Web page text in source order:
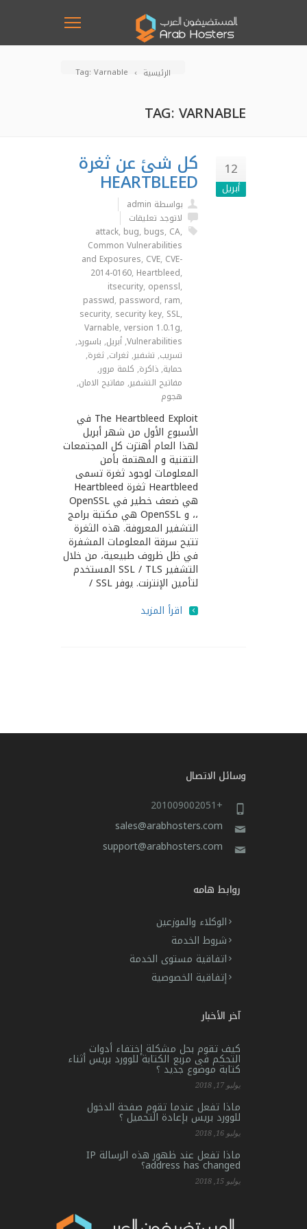
الرئيسية Tag: Varnable
TAG: VARNABLE
12
أبريل
كل شئ عن ثغرة
HEARTBLEED
بواسطة admin
لاتوجد تعليقات
attack, bug, bugs, CA,
Common Vulnerabilities
and Exposures, CVE, CVE-
2014-0160, Heartbleed,
itsecurity, openssl,
passwd, password, ram,
security, security key, SSL,
Varnable, version 1.0.1g,
Vulnerabilities
,أبريل, باسورد,
تسريب, تشفير,ثغرات,ثغرة,
حماية,ذاكرة, كلمة مرور,
مفاتيح التشفير, مفاتيح اﻻمان,
هجوم
The Heartbleed Exploit في
الأسبوع الأول من شهر أبريل
لهذا العام أهتزت كل المجتمعات
التقنية و المهتمة بأمن
المعلومات لوجود ثغرة تسمى
Heartbleed ثغرة Heartbleed
هي ضعف خطير في OpenSSL
،، و OpenSSL هي مكتبة برامج
التشفير المعروفة. هذه الثغرة
تتيح سرقة المعلومات المشفرة
في ظل ظروف طبيعية، من خلال
التشفير SSL / TLS المستخدم
لتأمين الإنترنت. يوفر SSL /
اقرأ المزيد
وسائل الاتصال
+201009002051
sales@arabhosters.com
support@arabhosters.com
روابط هامه
الوكلاء والموزعين
شروط الخدمة
اتفاقية مستوى الخدمة
إتفاقية الخصوصية
آخر الأخبار
كيف تقوم بحل مشكلة إختفاء أدوات
التحكم فى مربع الكتابة للوورد بريس أثناء
كتابة موضوع جديد ؟
يوليو 17, 2018
ماذا تفعل عندما تقوم صفحة الدخول
للوورد بريس بإعادة التحميل ؟
يوليو 16, 2018
ماذا تفعل عند ظهور هذه الرسالة IP
address has changed؟
يوليو 15, 2018